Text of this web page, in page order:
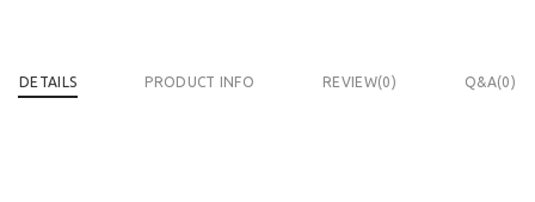
DETAILS PRODUCT INFO REVIEW(0) Q&A(0)